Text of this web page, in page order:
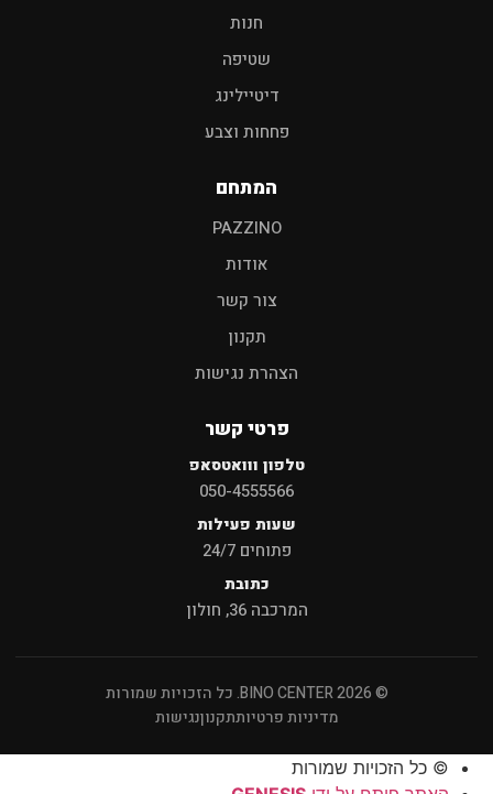
חנות
שטיפה
דיטיילינג
פחחות וצבע
המתחם
PAZZINO
אודות
צור קשר
תקנון
הצהרת נגישות
פרטי קשר
טלפון ווואטסאפ
050-4555566
שעות פעילות
פתוחים 24/7
כתובת
המרכבה 36, חולון
© 2026 BINO CENTER. כל הזכויות שמורות
מדיניות פרטיותתקנוןנגישות
© כל הזכויות שמורות